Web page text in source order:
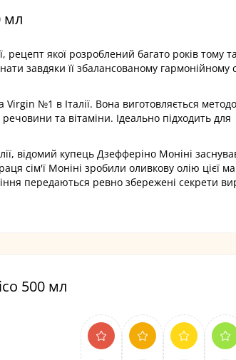
мл
якої розроблений багато років тому та
завдяки її збалансованому гармонійному
№1 в Італії. Вона виготовляється
та вітаміни. Ідеально підходить для
відомий купець Дзефферіно Моніні
сім'ї Моніні зробили оливкову олію цієї
передаються ревно збережені секрети
500 мл